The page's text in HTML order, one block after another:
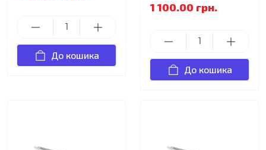
До кошика
1 100.00 грн.
До кошика